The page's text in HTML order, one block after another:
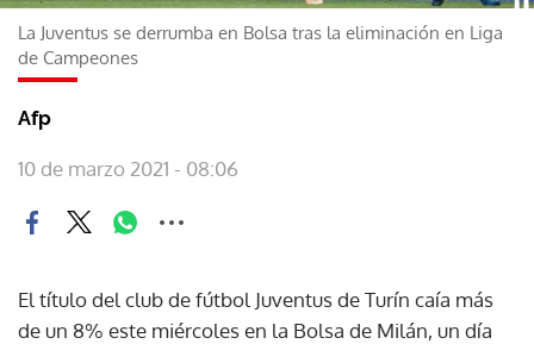
La Juventus se derrumba en Bolsa tras la eliminación en Liga
de Campeones
Afp
10 de marzo 2021 - 08:06
El título del club de fútbol Juventus de Turín caía más
de un 8% este miércoles en la Bolsa de Milán, un día